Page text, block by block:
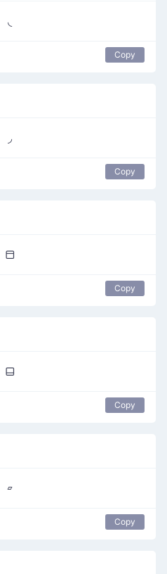
◟
Copy
◞
Copy
⬒
Copy
⬓
Copy
▱
Copy